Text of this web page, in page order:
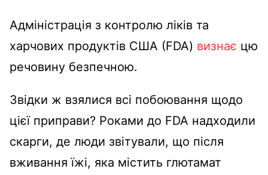
Адміністрація з контролю ліків та
харчових продуктів США (FDA) визнає цю
речовину безпечною.
Звідки ж взялися всі побоювання щодо
цієї приправи? Роками до FDA надходили
скарги, де люди звітували, що після
вживання їжі, яка містить глютамат